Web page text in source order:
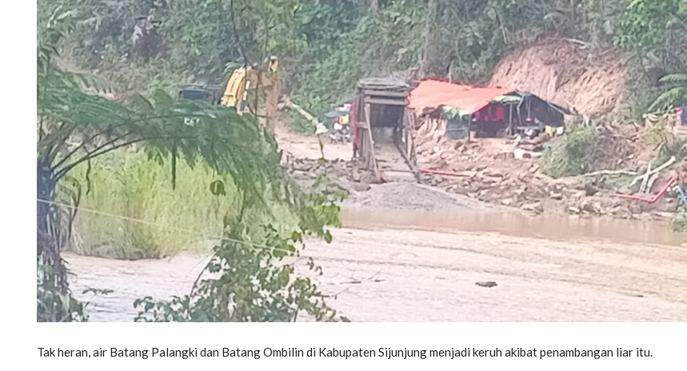
Tak heran, air Batang Palangki dan Batang Ombilin di Kabupaten Sijunjung menjadi keruh akibat penambangan liar itu.